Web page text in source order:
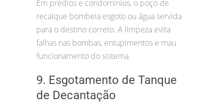
Em prédios e condomínios, o poço de
recalque bombeia esgoto ou água servida
para o destino correto. A limpeza evita
falhas nas bombas, entupimentos e mau
funcionamento do sistema.
9. Esgotamento de Tanque
de Decantação